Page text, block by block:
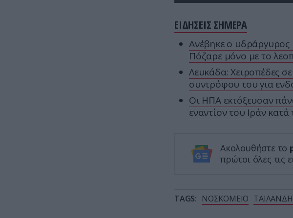
ΕΙΔΗΣΕΙΣ ΣΗΜΕΡΑ
Ανέβηκε ο υδράργυρος
Πόζαρε μόνο με το
Λευκάδα: Χειροπέδες
συντρόφου του για
Οι ΗΠΑ εκτόξευσαν
εναντίον του Ιράν
Ακολουθήστε το
πρώτοι όλες τις
TAGS: ΝΟΣΚΟΜΕΙΟ ΤΑΙΛΑΝΔΗ